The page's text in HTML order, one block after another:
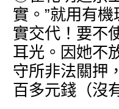
實。”就用有
實交代！要不
耳光。因她不
守所非法關押
百多元錢（沒